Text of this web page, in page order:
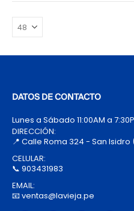
DATOS DE CONTACTO
Lunes a Sábado 11:00AM a
DIRECCIÓN:
📍 Calle Roma 324 - San
CELULAR:
📞 903431983
EMAIL:
📧 ventas@lavieja.pe